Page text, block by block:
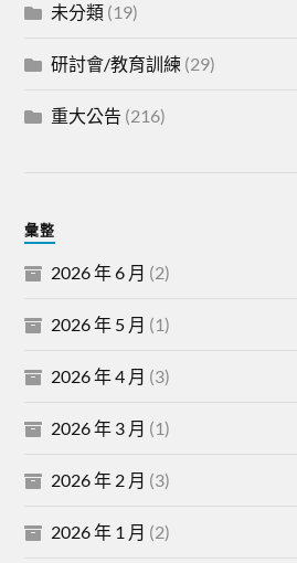
未分類 (19)
研討會/教育訓練 (29)
重大公告 (216)
彙整
2026 年 6 月 (2)
2026 年 5 月 (1)
2026 年 4 月 (3)
2026 年 3 月 (1)
2026 年 2 月 (3)
2026 年 1 月 (2)